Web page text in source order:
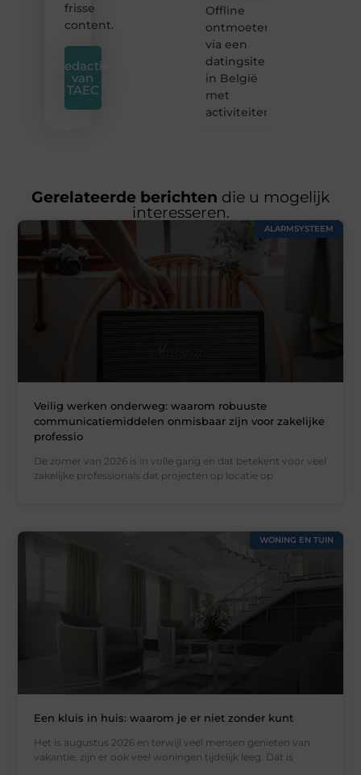
frisse
content.
Redactie
van
TAEC
Offline
ontmoeten
via een
datingsite
in België
met
activiteiten
Gerelateerde berichten die u mogelijk
interesseren.
ALARMSYSTEEM
Veilig werken onderweg: waarom robuuste
communicatiemiddelen onmisbaar zijn voor zakelijke
professio
De zomer van 2026 is in volle gang en dat betekent voor veel
zakelijke professionals dat projecten op locatie op
WONING EN TUIN
Een kluis in huis: waarom je er niet zonder kunt
Het is augustus 2026 en terwijl veel mensen genieten van
vakantie, zijn er ook veel woningen tijdelijk leeg. Dat is